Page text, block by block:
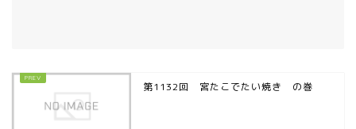
第1132回 宮たこでたい焼き の巻